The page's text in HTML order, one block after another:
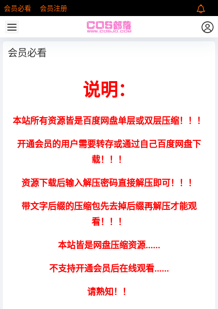
会员必看 会员注册
会员必看
说明：
本站所有资源皆是百度网盘单层或双层压缩！！！
开通会员的用户需要转存或通过自己百度网盘下
载！！！
资源下载后输入解压密码直接解压即可！！！
带文字后缀的压缩包先去掉后缀再解压才能观
看！！！
本站皆是网盘压缩资源......
不支持开通会员后在线观看......
请熟知！！